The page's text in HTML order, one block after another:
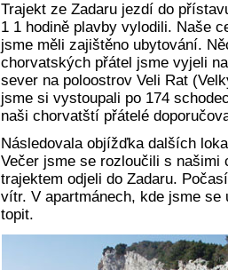
Trajekt ze Zadaru jezdí do
1 1 hodině plavby vylodili. Naše
jsme měli zajištěno ubytování.
chorvatských přátel jsme vyjeli
sever na poloostrov Veli Rat
jsme si vystoupali po 174
naši chorvatští přátelé
Následovala objížďka dalších
Večer jsme se rozloučili s
trajektem odjeli do Zadaru.
vítr. V apartmánech, kde jsme
topit.